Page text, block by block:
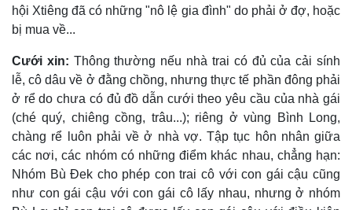
hội Xtiêng đã có những "nô lệ gia đình" do phải ở đợ, hoặc
bị mua về...
Cưới xin: Thông thường nếu nhà trai có đủ của cải sính
lễ, cô dâu về ở đằng chồng, nhưng thực tế phần đông phải
ở rể do chưa có đủ đồ dẫn cưới theo yêu cầu của nhà gái
(ché quý, chiêng cồng, trâu...); riêng ở vùng Bình Long,
chàng rể luôn phải về ở nhà vợ. Tập tục hôn nhân giữa
các nơi, các nhóm có những điểm khác nhau, chẳng hạn:
Nhóm Bù Ðek cho phép con trai cô với con gái cậu cũng
như con gái cậu với con gái cô lấy nhau, nhưng ở nhóm